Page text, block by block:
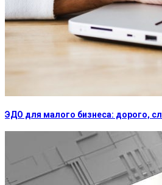
ЭДО для малого бизнеса: дорого,